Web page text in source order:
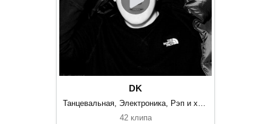
DK
Танцевальная, Электроника, Рэп и хип-хоп
42 клипа